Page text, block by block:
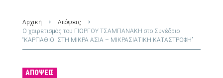
Αρχική
Απόψεις
Ο χαιρετισμός του ΓΙΩΡΓΟΥ ΤΣΑΜΠΑΝΑΚΗ στο Συνέδριο
“ΚΑΡΠΑΘΙΟΙ ΣΤΗ ΜΙΚΡΑ ΑΣΙΑ – ΜΙΚΡΑΣΙΑΤΙΚΗ ΚΑΤΑΣΤΡΟΦΗ”
ΑΠΌΨΕΙΣ